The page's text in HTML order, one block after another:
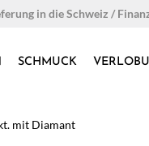
in die Schweiz /
SCHMUCK
mit Diamant